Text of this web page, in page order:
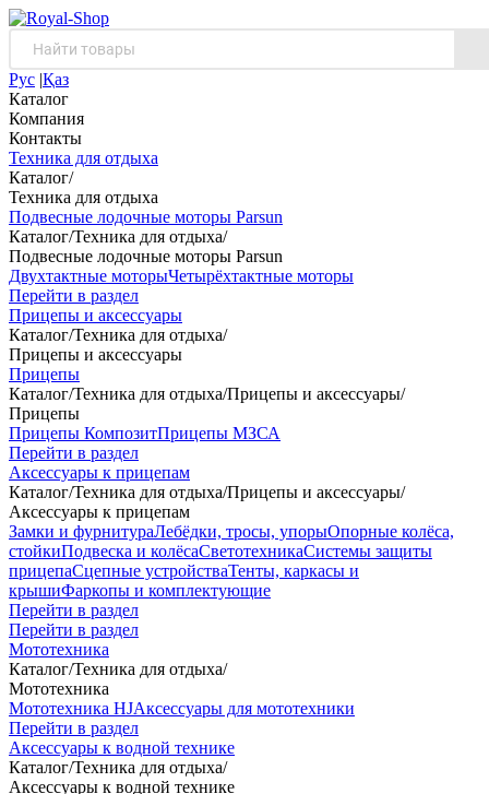
Рус |Қаз
Каталог
Компания
Контакты
Техника для отдыха
Каталог/
Техника для отдыха
Подвесные лодочные моторы Parsun
Каталог/Техника для отдыха/
Подвесные лодочные моторы Parsun
Двухтактные моторыЧетырёхтактные моторы
Перейти в раздел
Прицепы и аксессуары
Каталог/Техника для отдыха/
Прицепы и аксессуары
Прицепы
Каталог/Техника для отдыха/Прицепы и аксессуары/
Прицепы
Прицепы КомпозитПрицепы МЗСА
Перейти в раздел
Аксессуары к прицепам
Каталог/Техника для отдыха/Прицепы и аксессуары/
Аксессуары к прицепам
Замки и фурнитураЛебёдки, тросы, упорыОпорные колёса,
стойкиПодвеска и колёсаСветотехникаСистемы защиты
прицепаСцепные устройстваТенты, каркасы и
крышиФаркопы и комплектующие
Перейти в раздел
Перейти в раздел
Мототехника
Каталог/Техника для отдыха/
Мототехника
Мототехника HJАксессуары для мототехники
Перейти в раздел
Аксессуары к водной технике
Каталог/Техника для отдыха/
Аксессуары к водной технике